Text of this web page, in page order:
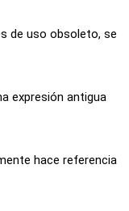
de uso obsoleto, se
expresión antigua
hace referencia